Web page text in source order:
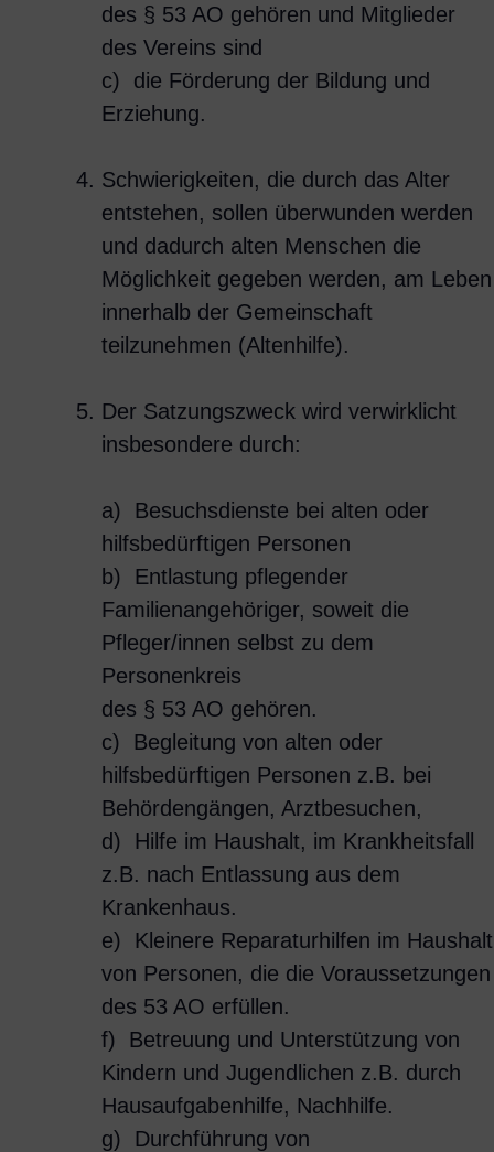
des § 53 AO gehören und Mitglieder
des Vereins sind
c) die Förderung der Bildung und
Erziehung.
Schwierigkeiten, die durch das Alter
entstehen, sollen überwunden werden
und dadurch alten Menschen die
Möglichkeit gegeben werden, am Leben
innerhalb der Gemeinschaft
teilzunehmen (Altenhilfe).
Der Satzungszweck wird verwirklicht
insbesondere durch:
a) Besuchsdienste bei alten oder
hilfsbedürftigen Personen
b) Entlastung pflegender
Familienangehöriger, soweit die
Pfleger/innen selbst zu dem
Personenkreis
des § 53 AO gehören.
c) Begleitung von alten oder
hilfsbedürftigen Personen z.B. bei
Behördengängen, Arztbesuchen,
d) Hilfe im Haushalt, im Krankheitsfall
z.B. nach Entlassung aus dem
Krankenhaus.
e) Kleinere Reparaturhilfen im Haushalt
von Personen, die die Voraussetzungen
des 53 AO erfüllen.
f) Betreuung und Unterstützung von
Kindern und Jugendlichen z.B. durch
Hausaufgabenhilfe, Nachhilfe.
g) Durchführung von